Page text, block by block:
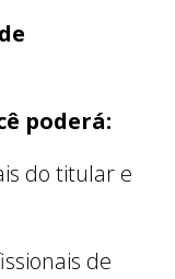
poderá:
do titular e
de